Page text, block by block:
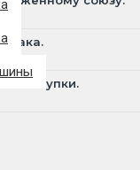
покупки.